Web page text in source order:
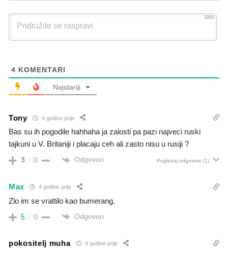
3000
4 KOMENTARI
Najstariji
Tony 4 godine prije
Bas su ih pogodile hahhaha ja zalosti pa pazi najveci ruski
tajkuni u V. Britaniji i placaju ceh ali zasto nisu u rusiji ?
3 0 Odgovori Pogledaj odgovore (1)
Max 4 godine prije
Zlo im se vrattilo kao bumerang.
5 0 Odgovori
pokositelj muha 4 godine prije